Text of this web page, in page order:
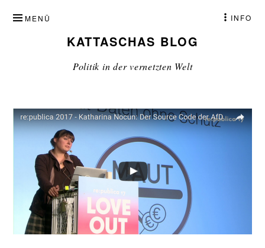
INHALT
SPRINGENKATTASCHAS BLOG
Politik in der vernetzten Welt
MENÜ INFO